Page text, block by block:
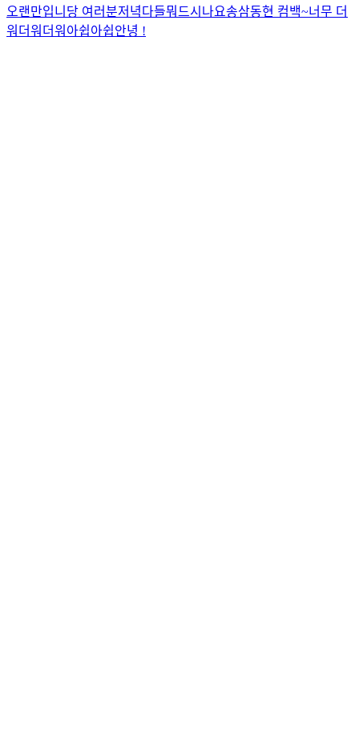
오랜만입니당 여러분저녁다들뭐드시나요송삼동현 컴백~너무 더
워더워더워 아쉽아쉽안녕 !